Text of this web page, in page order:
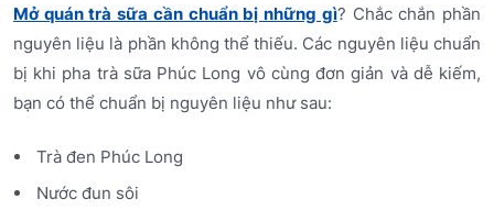
Mở quán trà sữa cần chuẩn bị những gì? Chắc chắn phần
nguyên liệu là phần không thể thiếu. Các nguyên liệu chuẩn
bị khi pha trà sữa Phúc Long vô cùng đơn giản và dễ kiếm,
bạn có thể chuẩn bị nguyên liệu như sau:
Trà đen Phúc Long
Nước đun sôi